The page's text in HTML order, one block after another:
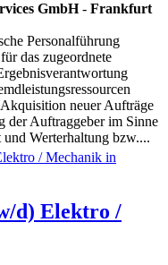
GmbH- Frankfurt
Personalführung
das zugeordnete
neuer Aufträge
der Auftraggeber im Sinne
Werterhaltung bzw....
d) Elektro /